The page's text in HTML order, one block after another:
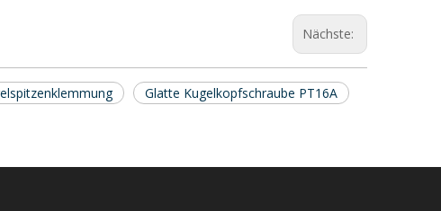
Nächste:
Glatte Kugelkopfschraube PT16A